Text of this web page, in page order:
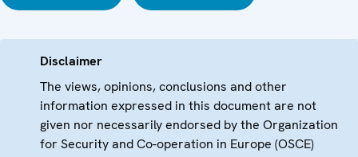
Disclaimer
The views, opinions, conclusions and other
information expressed in this document are not
given nor necessarily endorsed by the Organization
for Security and Co-operation in Europe (OSCE)